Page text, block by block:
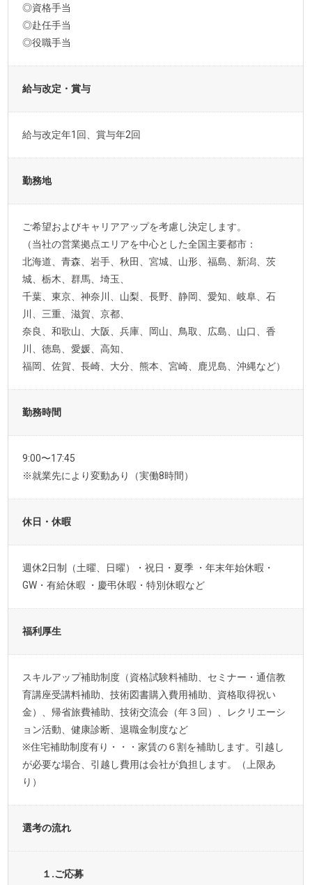
◎資格手当
◎赴任手当
◎役職手当
給与改定・賞与
給与改定年1回、賞与年2回
勤務地
ご希望およびキャリアアップを考慮し決定します。
（当社の営業拠点エリアを中心とした全国主要都市：
北海道、青森、岩手、秋田、宮城、山形、福島、新潟、茨
城、栃木、群馬、埼玉、
千葉、東京、神奈川、山梨、長野、静岡、愛知、岐阜、石
川、三重、滋賀、京都、
奈良、和歌山、大阪、兵庫、岡山、鳥取、広島、山口、香
川、徳島、愛媛、高知、
福岡、佐賀、長崎、大分、熊本、宮崎、鹿児島、沖縄など）
勤務時間
9:00〜17:45
※就業先により変動あり（実働8時間）
休日・休暇
週休2日制（土曜、日曜）・祝日・夏季 ・年末年始休暇・
GW・有給休暇 ・慶弔休暇・特別休暇など
福利厚生
スキルアップ補助制度（資格試験料補助、セミナー・通信教
育講座受講料補助、技術図書購入費用補助、資格取得祝い
金）、帰省旅費補助、技術交流会（年３回）、レクリエーシ
ョン活動、健康診断、退職金制度など
※住宅補助制度有り・・・家賃の６割を補助します。引越し
が必要な場合、引越し費用は会社が負担します。（上限あ
り）
選考の流れ
１.ご応募